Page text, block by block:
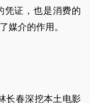
凭证，也是消费的
媒介的作用。
长春深挖本土电影